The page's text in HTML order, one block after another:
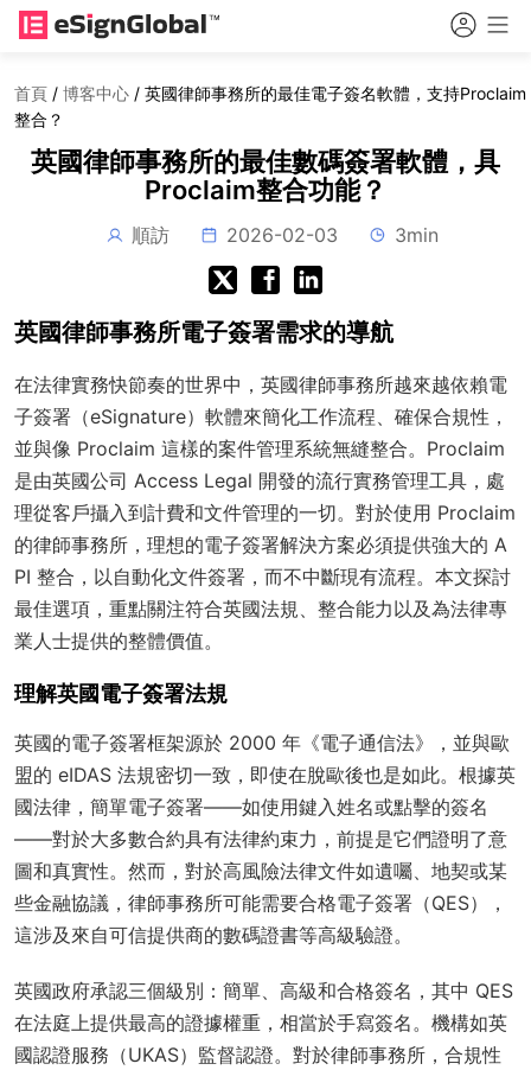
首頁 / 博客中心 / 英國律師事務所的最佳電子簽名軟體，支持Proclaim
整合？
英國律師事務所的最佳數碼簽署軟體，具
Proclaim整合功能？
順訪 2026-02-03 3min
英國律師事務所電子簽署需求的導航
在法律實務快節奏的世界中，英國律師事務所越來越依賴電
子簽署（eSignature）軟體來簡化工作流程、確保合規性，
並與像 Proclaim 這樣的案件管理系統無縫整合。Proclaim
是由英國公司 Access Legal 開發的流行實務管理工具，處
理從客戶攝入到計費和文件管理的一切。對於使用 Proclaim
的律師事務所，理想的電子簽署解決方案必須提供強大的 A
PI 整合，以自動化文件簽署，而不中斷現有流程。本文探討
最佳選項，重點關注符合英國法規、整合能力以及為法律專
業人士提供的整體價值。
理解英國電子簽署法規
英國的電子簽署框架源於 2000 年《電子通信法》，並與歐
盟的 eIDAS 法規密切一致，即使在脫歐後也是如此。根據英
國法律，簡單電子簽署——如使用鍵入姓名或點擊的簽名
——對於大多數合約具有法律約束力，前提是它們證明了意
圖和真實性。然而，對於高風險法律文件如遺囑、地契或某
些金融協議，律師事務所可能需要合格電子簽署（QES），
這涉及來自可信提供商的數碼證書等高級驗證。
英國政府承認三個級別：簡單、高級和合格簽名，其中 QES
在法庭上提供最高的證據權重，相當於手寫簽名。機構如英
國認證服務（UKAS）監督認證。對於律師事務所，合規性